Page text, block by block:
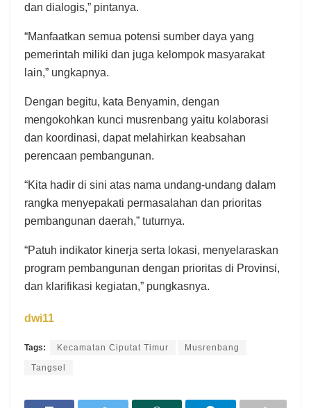
dan dialogis,” pintanya.
“Manfaatkan semua potensi sumber daya yang
pemerintah miliki dan juga kelompok masyarakat
lain,” ungkapnya.
Dengan begitu, kata Benyamin, dengan
mengokohkan kunci musrenbang yaitu kolaborasi
dan koordinasi, dapat melahirkan keabsahan
perencaan pembangunan.
“Kita hadir di sini atas nama undang-undang dalam
rangka menyepakati permasalahan dan prioritas
pembangunan daerah,” tuturnya.
“Patuh indikator kinerja serta lokasi, menyelaraskan
program pembangunan dengan prioritas di Provinsi,
dan klarifikasi kegiatan,” pungkasnya.
dwi11
Tags: Kecamatan Ciputat Timur Musrenbang
Tangsel